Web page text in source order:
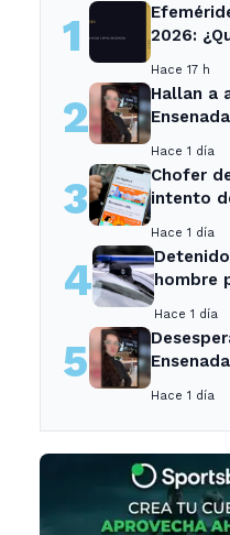
1
2026:
Hace 17 h
2
Hallan a
Hace 1 día
3
Chofer
intento
Hace 1 día
4
hombre
Hace 1 día
5
Hace 1 día